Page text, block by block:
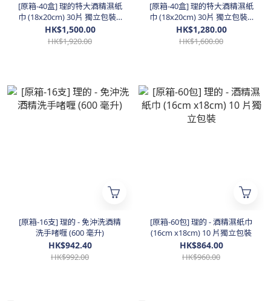
[原箱-40盒] 理的特大酒精濕紙
巾 (18x20cm) 30片 獨立包裝 *
乙醇酒精*
HK$1,500.00
HK$1,920.00
[原箱-40盒] 理的特大酒精濕紙
巾 (18x20cm) 30片 獨立包裝 *
異丙醇酒精*
HK$1,280.00
HK$1,600.00
[原箱-16支] 理的 - 免沖洗酒精
洗手啫喱 (600 毫升)
HK$942.40
HK$992.00
[原箱-60包] 理的 - 酒精濕紙巾
(16cm x18cm) 10 片獨立包裝
HK$864.00
HK$960.00